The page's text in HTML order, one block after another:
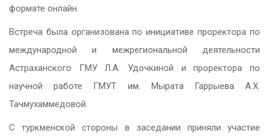
формате онлайн.
Встреча была организована по инициативе проректора по
международной и межрегиональной деятельности
Астраханского ГМУ Л.А. Удочкиной и проректора по
научной работе ГМУТ им. Мырата Гаррыева А.Х.
Тачмухаммедовой.
С туркменской стороны в заседании приняли участие